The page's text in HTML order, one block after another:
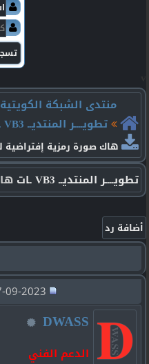
منتدى الشبكة الكويتية
تطويــــر المنتديــ VB3 ـات
هاك صورة رمزية إفتراضية
تطويــــر المنتديــ VB3 ـات
DWASS
الدعم الفني